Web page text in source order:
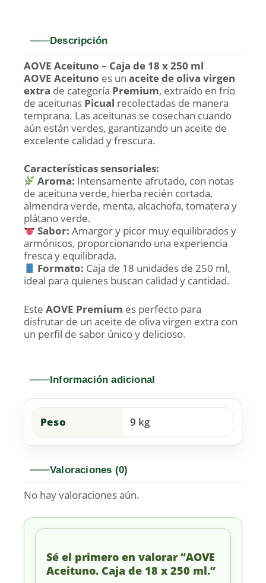
Descripción
AOVE Aceituno – Caja de 18 x 250 ml
AOVE Aceituno es un aceite de oliva virgen
extra de categoría Premium, extraído en frío
de aceitunas Picual recolectadas de manera
temprana. Las aceitunas se cosechan cuando
aún están verdes, garantizando un aceite de
excelente calidad y frescura.
Características sensoriales:
Aroma: Intensamente afrutado, con notas
de aceituna verde, hierba recién cortada,
almendra verde, menta, alcachofa, tomatera y
plátano verde.
Sabor: Amargor y picor muy equilibrados y
armónicos, proporcionando una experiencia
fresca y equilibrada.
Formato: Caja de 18 unidades de 250 ml,
ideal para quienes buscan calidad y cantidad.
Este AOVE Premium es perfecto para
disfrutar de un aceite de oliva virgen extra con
un perfil de sabor único y delicioso.
Información adicional
Peso 9 kg
Valoraciones (0)
No hay valoraciones aún.
Sé el primero en valorar “AOVE
Aceituno. Caja de 18 x 250 ml.”